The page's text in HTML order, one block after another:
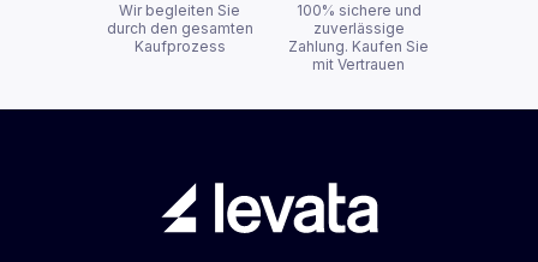
Wir begleiten Sie
durch den gesamten
Kaufprozess
100% sichere und
zuverlässige
Zahlung. Kaufen Sie
mit Vertrauen